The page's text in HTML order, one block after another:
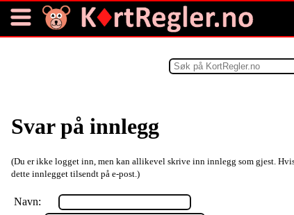
Svar på innlegg
(Du er ikke logget inn, men kan allikevel skrive inn innlegg som gjest.
dette innlegget tilsendt på e-post.)
Navn: